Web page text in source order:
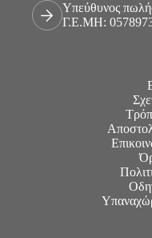
Υπεύθυνος
Γ.Ε.ΜΗ: